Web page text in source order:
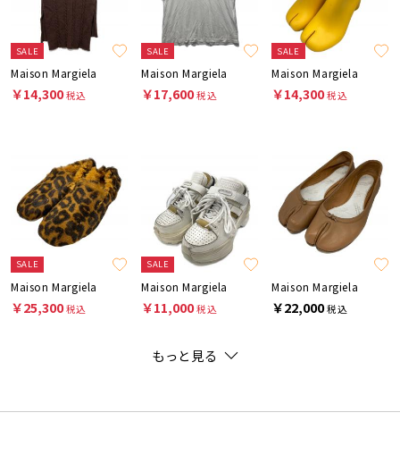
SALE
Maison Margiela
￥14,300税込
SALE
Maison Margiela
￥17,600税込
SALE
Maison Margiela
￥14,300税込
SALE
Maison Margiela
￥25,300税込
SALE
Maison Margiela
￥11,000税込
Maison Margiela
￥22,000税込
もっと見る